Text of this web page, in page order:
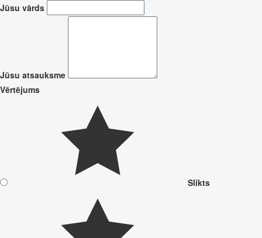
Jūsu vārds
Jūsu atsauksme
Vērtējums
Slikts